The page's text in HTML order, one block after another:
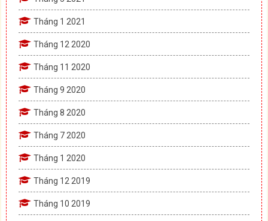
Tháng 1 2021
Tháng 12 2020
Tháng 11 2020
Tháng 9 2020
Tháng 8 2020
Tháng 7 2020
Tháng 1 2020
Tháng 12 2019
Tháng 10 2019